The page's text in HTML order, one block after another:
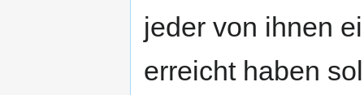
jeder von ihnen
erreicht haben